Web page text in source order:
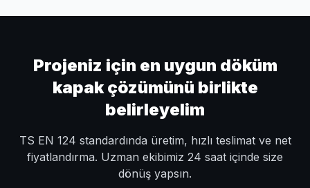
Projeniz için en uygun döküm
kapak çözümünü birlikte
belirleyelim
TS EN 124 standardında üretim, hızlı teslimat ve net
fiyatlandırma. Uzman ekibimiz 24 saat içinde size
dönüş yapsın.